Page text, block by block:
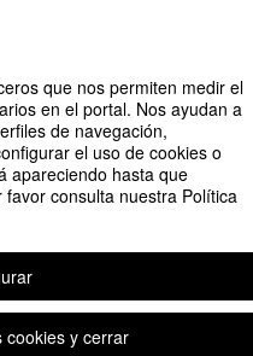
que nos permiten medir el
en el portal. Nos ayudan a
de navegación,
el uso de cookies o
apareciendo hasta que
consulta nuestra Política
cookies y cerrar
contra el Cáncer (FICAM)
de eventos Symposium